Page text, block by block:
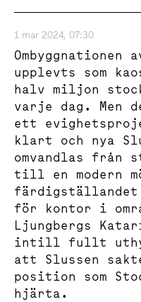
1 mar 2024, 07:30
Ombyggnationen
upplevts som
halv miljon
varje dag. Men
ett
klart och nya
omvandlas från
till en modern
för kontor i
Ljungbergs
intill fullt
att Slussen
position som
hjärta.